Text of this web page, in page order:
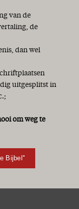
van de
de
dan wel
uitgesplitst in
om weg te
Bijbel''